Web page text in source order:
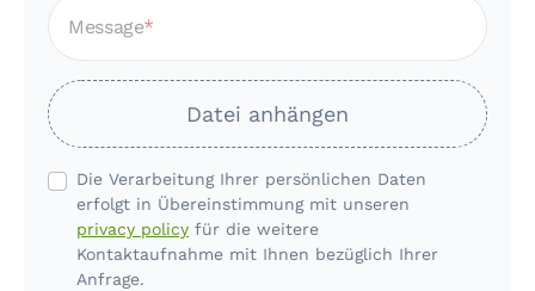
Message
Datei anhängen
Die Verarbeitung Ihrer persönlichen Daten
erfolgt in Übereinstimmung mit unseren
privacy policy für die weitere
Kontaktaufnahme mit Ihnen bezüglich Ihrer
Anfrage.